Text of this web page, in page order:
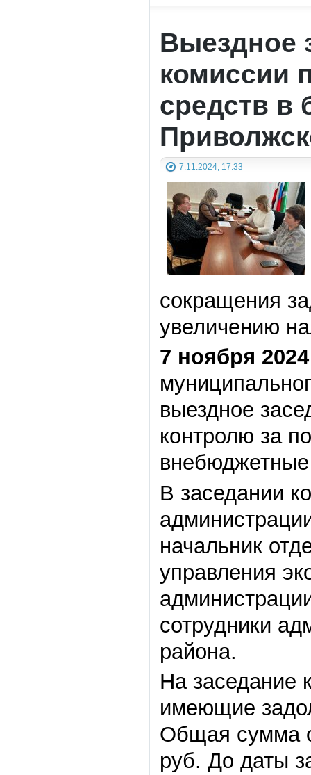
Выездное
комиссии
средств
7.11.2024, 17:33
сокращения
увеличению
7 ноября
выездное
контролю за
В заседании
начальник
управления
сотрудники
района.
На заседание
имеющие
Общая сумма
руб. До даты